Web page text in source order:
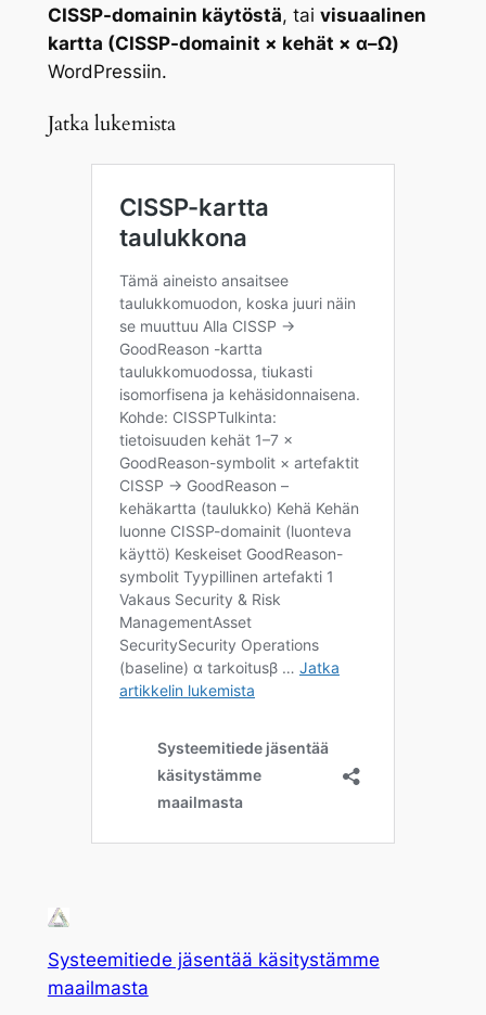
CISSP-domainin käytöstä, tai visuaalinen
kartta (CISSP-domainit × kehät × α–Ω)
WordPressiin.
Jatka lukemista
Systeemitiede jäsentää käsitystämme
maailmasta